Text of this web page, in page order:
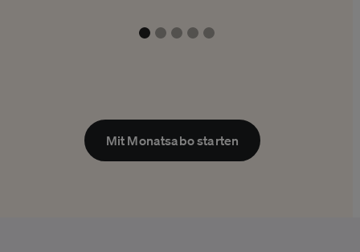
Mit Monatsabo starten